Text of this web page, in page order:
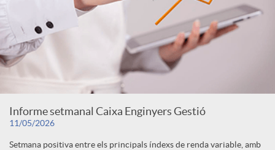
Informe setmanal Caixa Enginyers Gestió
11/05/2026
Setmana positiva entre els principals índexs de renda variable, amb